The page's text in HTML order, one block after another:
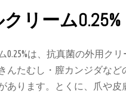
リーム0.25%
0.25%は、抗真菌の外用ク
んたむし・膣カンジダなど
あります。とくに、爪や皮